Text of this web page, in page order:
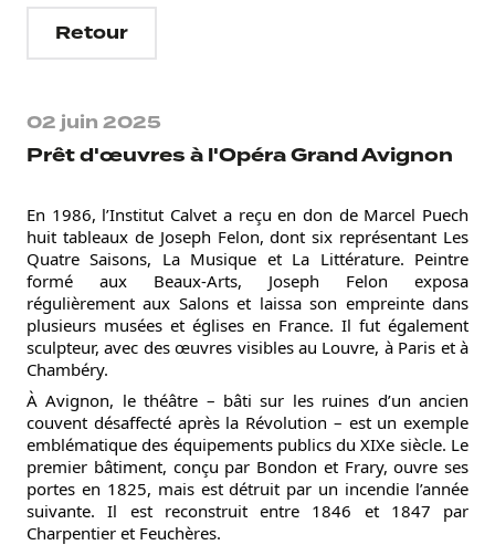
Retour
02 juin 2025
Prêt d'œuvres à l'Opéra Grand Avignon
En 1986, l’Institut Calvet a reçu en don de Marcel Puech
huit tableaux de Joseph Felon, dont six représentant Les
Quatre Saisons, La Musique et La Littérature. Peintre
formé aux Beaux-Arts, Joseph Felon exposa
régulièrement aux Salons et laissa son empreinte dans
plusieurs musées et églises en France. Il fut également
sculpteur, avec des œuvres visibles au Louvre, à Paris et à
Chambéry.
À Avignon, le théâtre – bâti sur les ruines d’un ancien
couvent désaffecté après la Révolution – est un exemple
emblématique des équipements publics du XIXe siècle. Le
premier bâtiment, conçu par Bondon et Frary, ouvre ses
portes en 1825, mais est détruit par un incendie l’année
suivante. Il est reconstruit entre 1846 et 1847 par
Charpentier et Feuchères.